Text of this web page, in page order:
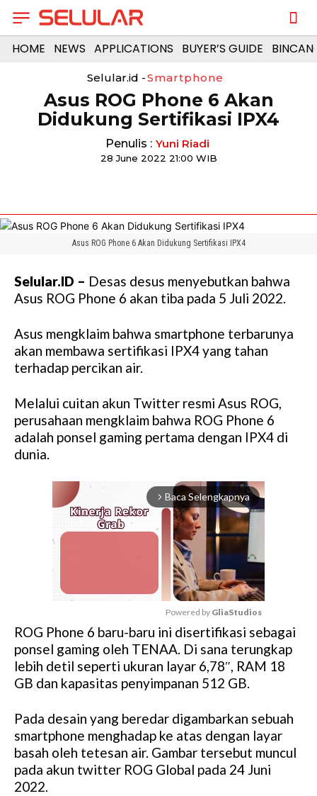
HOME NEWS APPLICATIONS BUYER’S GUIDE
Selular.id -Smartphone
Asus ROG Phone 6 Akan
Didukung Sertifikasi IPX4
Penulis : Yuni Riadi
28 June 2022 21:00 WIB
Asus ROG Phone 6 Akan Didukung Sertifikasi IPX4
Selular.ID – Desas desus menyebutkan bahwa
Asus ROG Phone 6 akan tiba pada 5 Juli 2022.
Asus mengklaim bahwa smartphone terbarunya
akan membawa sertifikasi IPX4 yang tahan
terhadap percikan air.
Melalui cuitan akun Twitter resmi Asus ROG,
perusahaan mengklaim bahwa ROG Phone 6
adalah ponsel gaming pertama dengan IPX4 di
dunia.
arrow_forward_ios Baca Selengkapnya
M
u
t
e
Powered by GliaStudios
ROG Phone 6 baru-baru ini disertifikasi sebagai
ponsel gaming oleh TENAA. Di sana terungkap
lebih detil seperti ukuran layar 6,78″, RAM 18
GB dan kapasitas penyimpanan 512 GB.
Pada desain yang beredar digambarkan sebuah
smartphone menghadap ke atas dengan layar
basah oleh tetesan air. Gambar tersebut muncul
pada akun twitter ROG Global pada 24 Juni
2022.